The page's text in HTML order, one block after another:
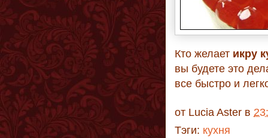
Кто желает икру
вы будете это
все быстро и
от Lucia Aster в
Тэги: кухня